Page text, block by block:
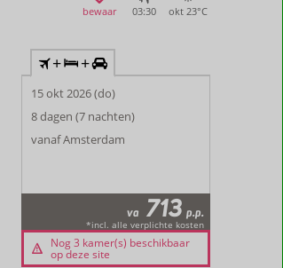
bewaar 03:30 okt 23°C
+ +
15 okt 2026 (do)
8 dagen (7 nachten)
vanaf Amsterdam
va 713 p.p.
*incl. alle verplichte kosten
Nog 3 kamer(s) beschikbaar
op deze site